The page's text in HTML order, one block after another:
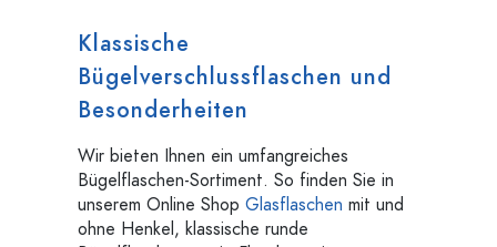
Klassische
Bügelverschlussflaschen und
Besonderheiten
Wir bieten Ihnen ein umfangreiches
Bügelflaschen-Sortiment. So finden Sie in
unserem Online Shop Glasflaschen mit und
ohne Henkel, klassische runde